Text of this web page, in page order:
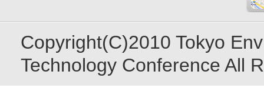
Copyright(C)2010 Tokyo
Technology Conference All